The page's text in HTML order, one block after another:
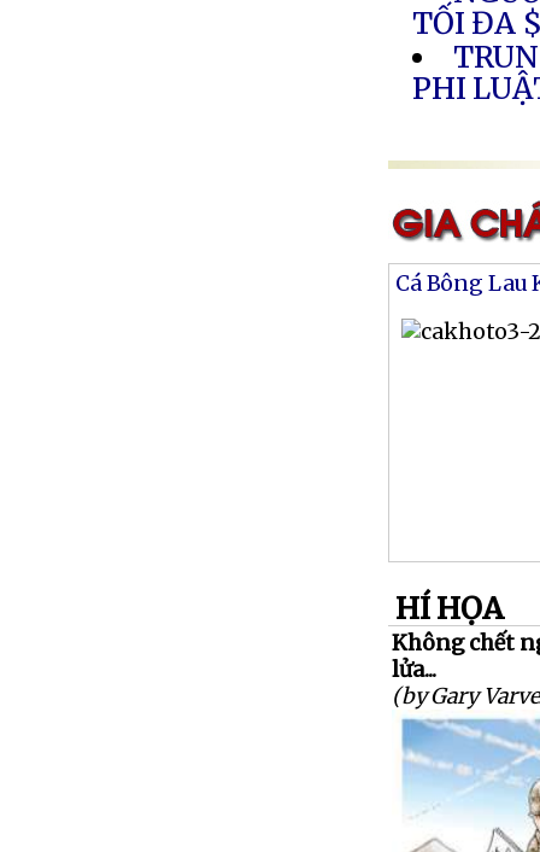
TỐI ĐA
PHI
Cá Bông Lau
HÍ HỌA
Không chết
lửa...
(by Gary